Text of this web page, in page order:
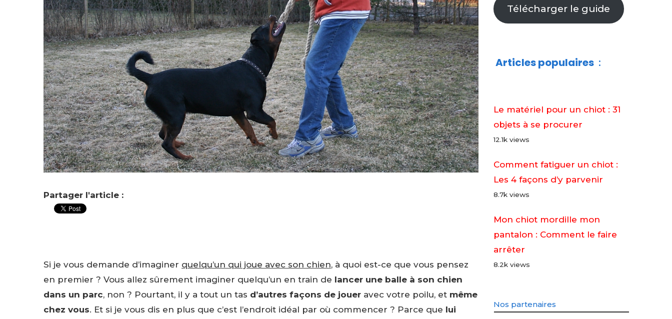
Partager l'article :
Si je vous demande d’imaginer quelqu’un qui joue avec son chien, à quoi est-ce que vous pensez
en premier ? Vous allez sûrement imaginer quelqu’un en train de lancer une balle à son chien
dans un parc, non ? Pourtant, il y a tout un tas d’autres façons de jouer avec votre poilu, et même
chez vous. Et si je vous dis en plus que c’est l’endroit idéal par où commencer ? Parce que lui
Télécharger le guide
Articles populaires :
Le matériel pour un chiot : 31
objets à se procurer
12.1k views
Comment fatiguer un chiot :
Les 4 façons d’y parvenir
8.7k views
Mon chiot mordille mon
pantalon : Comment le faire
arrêter
8.2k views
Nos partenaires